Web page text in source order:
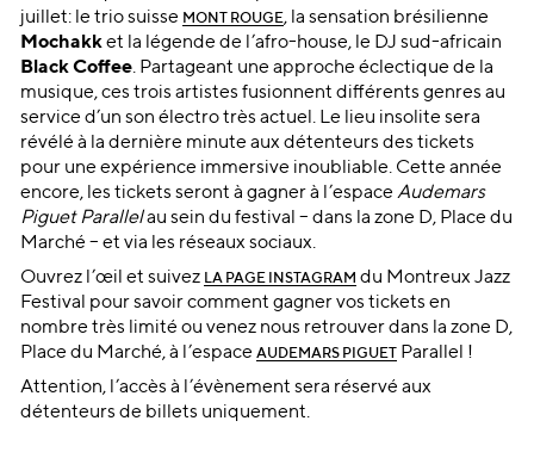
juillet: le trio suisse MONT ROUGE, la sensation brésilienne
Mochakket la légende de l’afro-house, le DJ sud-africain
Black Coffee. Partageant une approche éclectique de la
musique, ces trois artistes fusionnent différents genres au
service d’un son électro très actuel. Le lieu insolite sera
révélé à la dernière minute aux détenteurs des tickets
pour une expérience immersive inoubliable. Cette année
encore, les tickets seront à gagner à l’espace Audemars
Piguet Parallelau sein du festival – dans la zone D, Place du
Marché – et via les réseaux sociaux.
Ouvrez l’œil et suivez LA PAGE INSTAGRAM du Montreux Jazz
Festival pour savoir comment gagner vos tickets en
nombre très limité ou venez nous retrouver dans la zone D,
Place du Marché, à l’espace AUDEMARS PIGUET Parallel !
Attention, l’accès à l’évènement sera réservé aux
détenteurs de billets uniquement.